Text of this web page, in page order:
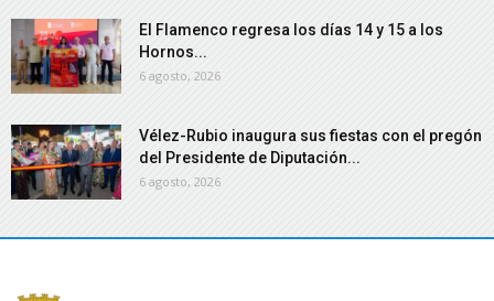
El Flamenco regresa los días 14 y 15 a los
Hornos...
6 agosto, 2026
Vélez-Rubio inaugura sus fiestas con el pregón
del Presidente de Diputación...
6 agosto, 2026